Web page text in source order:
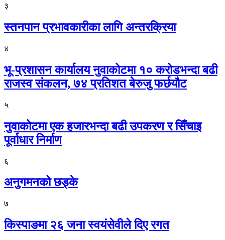
३
स्तनपान प्रभावकारीका लागि अन्तरक्रिया
४
भू-प्रशासन कार्यालय नुवाकोटमा १० करोडभन्दा बढी
राजस्व संकलन, ७४ प्रतिशत बेरुजु फर्छयौट
५
नुवाकोटमा एक हजारभन्दा बढी उपकरण र सिँचाइ
पूर्वाधार निर्माण
६
अनुगमनको छड्के
७
किस्पाङमा २६ जना स्वयंसेवीले दिए रगत